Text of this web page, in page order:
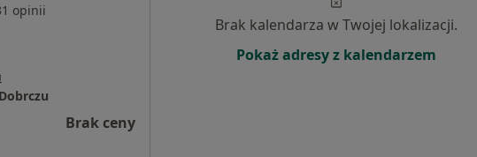
opinii
Brak ceny
Brak kalendarza w Twojej lokalizacji.
Pokaż adresy z kalendarzem